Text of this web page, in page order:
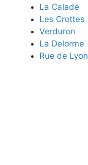
La Calade
Les Crottes
Verduron
La Delorme
Rue de Lyon